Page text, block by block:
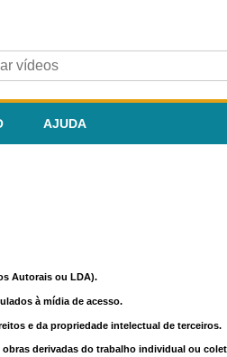
AJUDA
Autorais ou LDA).
à mídia de acesso.
e da propriedade intelectual de terceiros.
derivadas do trabalho individual ou